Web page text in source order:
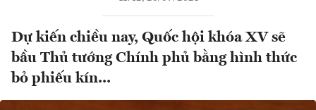
Dự kiến chiều nay, Quốc hội khóa XV sẽ
bầu Thủ tướng Chính phủ bằng hình thức
bỏ phiếu kín...